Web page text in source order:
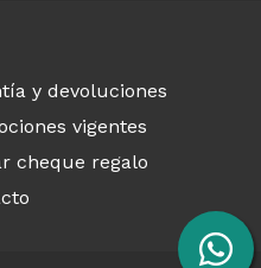
y devoluciones
vigentes
cheque regalo